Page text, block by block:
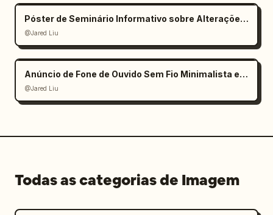
Póster de Seminário Informativo sobre Alterações Climáticas
@Jared Liu
Anúncio de Fone de Ouvido Sem Fio Minimalista e Elegante
@Jared Liu
Todas as categorias de Imagem